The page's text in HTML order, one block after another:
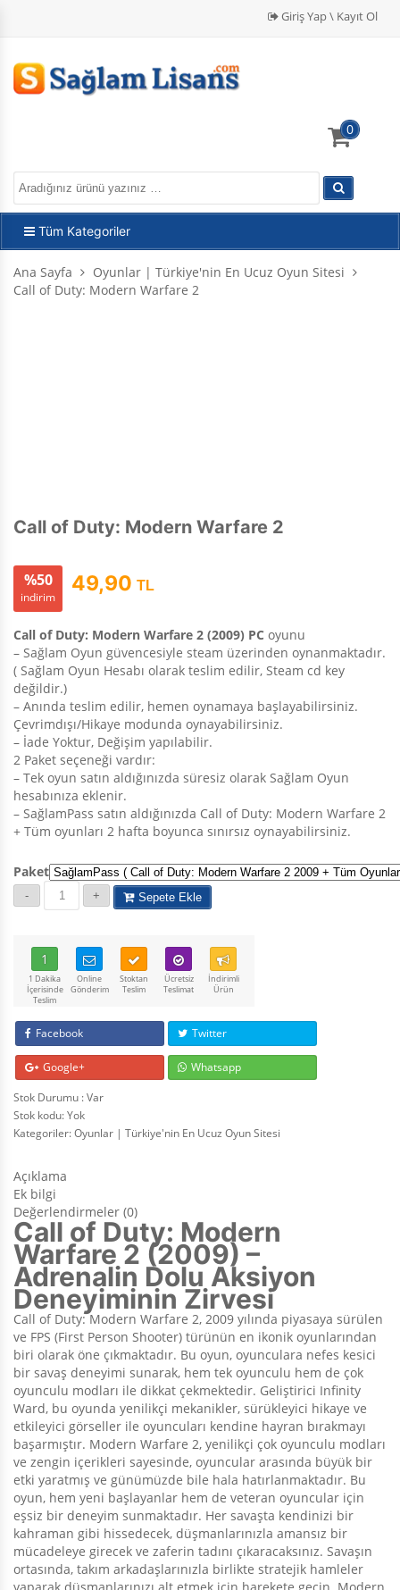
Giriş Yap \ Kayıt Ol
0
Tüm Kategoriler
Ana Sayfa
Oyunlar | Türkiye'nin En Ucuz Oyun Sitesi
Call of Duty: Modern Warfare 2
Call of Duty: Modern Warfare 2
%50
indirim
49,90 TL
Call of Duty: Modern Warfare 2 (2009) PC oyunu
– Sağlam Oyun güvencesiyle steam üzerinden oynanmaktadır.
( Sağlam Oyun Hesabı olarak teslim edilir, Steam cd key
değildir.)
– Anında teslim edilir, hemen oynamaya başlayabilirsiniz.
Çevrimdışı/Hikaye modunda oynayabilirsiniz.
– İade Yoktur, Değişim yapılabilir.
2 Paket seçeneği vardır:
– Tek oyun satın aldığınızda süresiz olarak Sağlam Oyun
hesabınıza eklenir.
– SağlamPass satın aldığınızda Call of Duty: Modern Warfare 2
+ Tüm oyunları 2 hafta boyunca sınırsız oynayabilirsiniz.
Paket
Sepete Ekle
1
1 Dakika
İçerisinde
Teslim
Online
Gönderim
Stoktan
Teslim
Ücretsiz
Teslimat
İndirimli
Ürün
Facebook Twitter
Google+
Whatsapp
Stok Durumu : Var
Stok kodu:Yok
Kategoriler:Oyunlar | Türkiye'nin En Ucuz Oyun Sitesi
Açıklama
Ek bilgi
Değerlendirmeler (0)
Call of Duty: Modern
Warfare 2 (2009) –
Adrenalin Dolu Aksiyon
Deneyiminin Zirvesi
Call of Duty: Modern Warfare 2, 2009 yılında piyasaya sürülen
ve FPS (First Person Shooter) türünün en ikonik oyunlarından
biri olarak öne çıkmaktadır. Bu oyun, oyunculara nefes kesici
bir savaş deneyimi sunarak, hem tek oyunculu hem de çok
oyunculu modları ile dikkat çekmektedir. Geliştirici Infinity
Ward, bu oyunda yenilikçi mekanikler, sürükleyici hikaye ve
etkileyici görseller ile oyuncuları kendine hayran bırakmayı
başarmıştır. Modern Warfare 2, yenilikçi çok oyunculu modları
ve zengin içerikleri sayesinde, oyuncular arasında büyük bir
etki yaratmış ve günümüzde bile hala hatırlanmaktadır. Bu
oyun, hem yeni başlayanlar hem de veteran oyuncular için
eşsiz bir deneyim sunmaktadır. Her savaşta kendinizi bir
kahraman gibi hissedecek, düşmanlarınızla amansız bir
mücadeleye girecek ve zaferin tadını çıkaracaksınız. Savaşın
ortasında, takım arkadaşlarınızla birlikte stratejik hamleler